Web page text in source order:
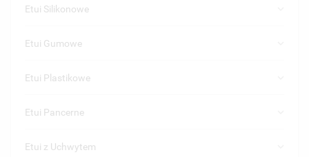
Etui Silikonowe
Etui Gumowe
Etui Plastikowe
Etui Pancerne
Etui z Uchwytem